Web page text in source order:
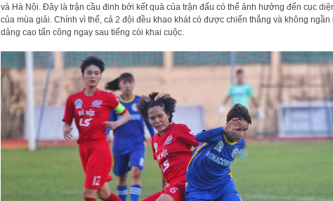
và Hà Nội. Đây là trận cầu đinh bởi kết quả của trận đấu có thể ảnh hưởng đến cục
của mùa giải. Chính vì thế, cả 2 đội đều khao khát có được chiến thắng và không ngần
dâng cao tấn công ngay sau tiếng còi khai cuộc.